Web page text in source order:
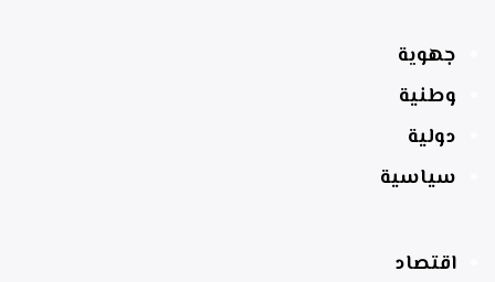
جهوية
وطنية
دولية
سياسية
اقتصاد